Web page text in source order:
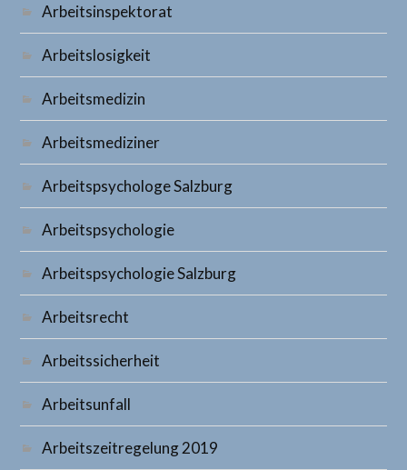
Arbeitsinspektorat
Arbeitslosigkeit
Arbeitsmedizin
Arbeitsmediziner
Arbeitspsychologe Salzburg
Arbeitspsychologie
Arbeitspsychologie Salzburg
Arbeitsrecht
Arbeitssicherheit
Arbeitsunfall
Arbeitszeitregelung 2019